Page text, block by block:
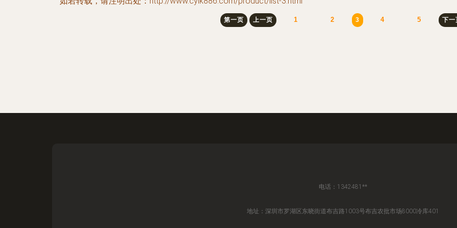
第一页 上一页 1 2 3 4 5 下一
电话：1342481**
地址：深圳市罗湖区东晓街道布吉路1003号布吉农批市场8000冷库401